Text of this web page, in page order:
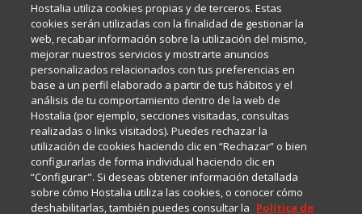
Internet y Tecnología.
Política de privacidad
Política de cookies
Aviso legal
Hostalia utiliza cookies propias y de terceros. Estas
cookies serán utilizadas con la finalidad de gestionar la
web, recabar información sobre la utilización del mismo,
mejorar nuestros servicios y mostrarte anuncios
personalizados relacionados con tus preferencias en
base a un perfil elaborado a partir de tus hábitos y el
análisis de tu comportamiento dentro de la web de
Hostalia (por ejemplo, secciones visitadas, consultas
realizadas o links visitados). Puedes rechazar la
utilización de cookies haciendo clic en “Rechazar” o bien
configurarlas de forma individual haciendo clic en
“Configurar". Si deseas obtener información detallada
sobre cómo Hostalia utiliza las cookies, o conocer cómo
deshabilitarlas, también puedes consultar la Política de